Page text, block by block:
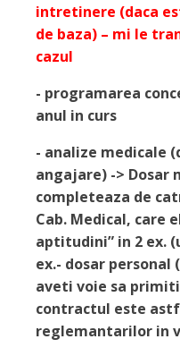
intretinere (daca
de baza) – mi le
cazul
- programarea
anul in curs
- analize medicale
angajare) -> Dosar
completeaza de
Cab. Medical, care
aptitudini” in 2 ex.
ex.- dosar
aveti voie sa
contractul este
reglemantarilor in